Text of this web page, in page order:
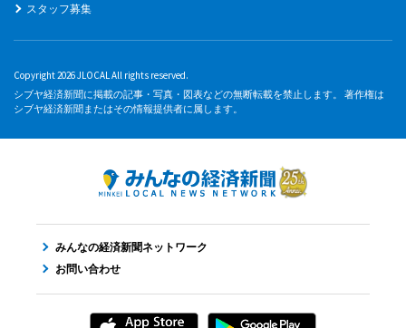
スタッフ募集
Copyright 2026 JLOCAL All rights reserved.
シブヤ経済新聞に掲載の記事・写真・図表などの無断転載を禁止します。 著作権は
シブヤ経済新聞またはその情報提供者に属します。
みんなの経済新聞ネットワーク
お問い合わせ